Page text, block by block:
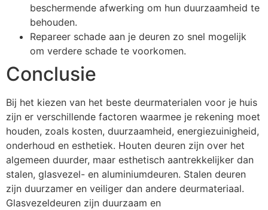
beschermende afwerking om hun duurzaamheid te
behouden.
Repareer schade aan je deuren zo snel mogelijk
om verdere schade te voorkomen.
Conclusie
Bij het kiezen van het beste deurmaterialen voor je huis
zijn er verschillende factoren waarmee je rekening moet
houden, zoals kosten, duurzaamheid, energiezuinigheid,
onderhoud en esthetiek. Houten deuren zijn over het
algemeen duurder, maar esthetisch aantrekkelijker dan
stalen, glasvezel- en aluminiumdeuren. Stalen deuren
zijn duurzamer en veiliger dan andere deurmateriaal.
Glasvezeldeuren zijn duurzaam en